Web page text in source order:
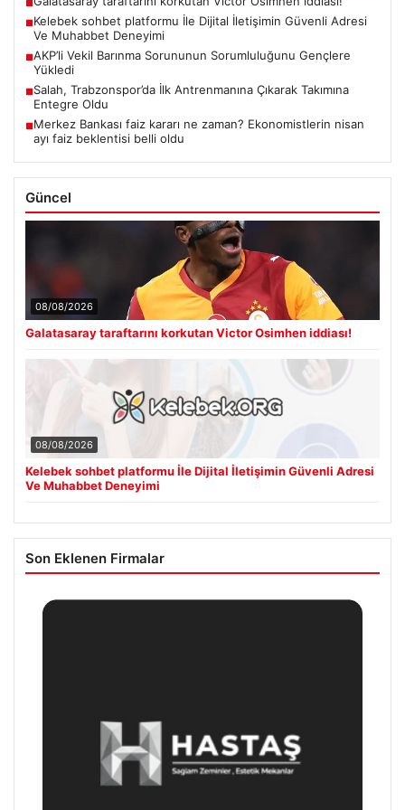
■
■Kelebek sohbet platformu İle Dijital İletişimin Güvenli Adresi
Ve Muhabbet Deneyimi
■AKP’li Vekil Barınma Sorununun Sorumluluğunu Gençlere
Yükledi
■Salah, Trabzonspor’da İlk Antrenmanına Çıkarak Takımına
Entegre Oldu
■Merkez Bankası faiz kararı ne zaman? Ekonomistlerin nisan
ayı faiz beklentisi belli oldu
Güncel
08/08/2026
Galatasaray taraftarını korkutan Victor Osimhen iddiası!
08/08/2026
Kelebek sohbet platformu İle Dijital İletişimin Güvenli Adresi
Ve Muhabbet Deneyimi
Son Eklenen Firmalar